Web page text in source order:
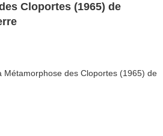
Cloportes (1965) de